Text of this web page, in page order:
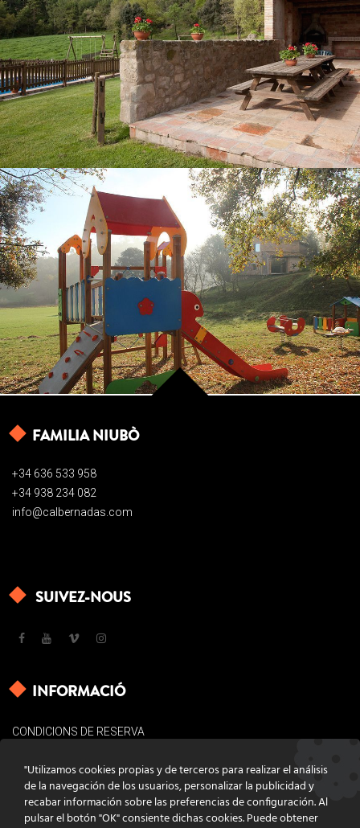
AIRE DE JEUX
FAMILIA NIUBÒ
+34 636 533 958
+34 938 234 082
info@calbernadas.com
SUIVEZ-NOUS
INFORMACIÓ
CONDICIONS DE RESERVA
POLÍTICA DE COOKIES
CONTACTE
"Utilizamos cookies propias y de terceros para realizar el análisis
de la navegación de los usuarios, personalizar la publicidad y
recabar información sobre las preferencias de configuración. Al
pulsar el botón "OK" consiente dichas cookies. Puede obtener